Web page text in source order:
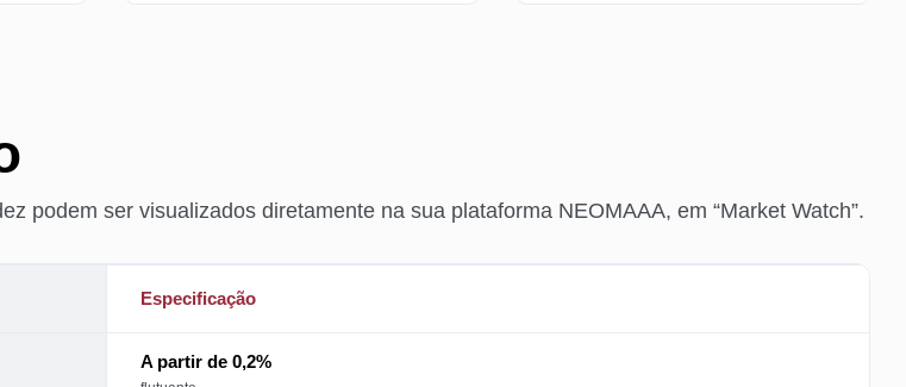
podem ser visualizados diretamente na sua plataforma NEOMAAA, em “Market Watch”.
Especificação
A partir de 0,2%